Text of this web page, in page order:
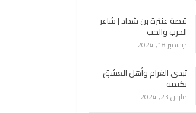
قصة عنترة بن شداد | شاعر
الحرب والحب
ديسمبر 18, 2024
تبدي الغرام وأهل العشق
تكتمه
مارس 23, 2024